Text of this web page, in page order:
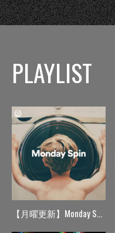
PLAYLIST
【月曜更新】Monday Spin